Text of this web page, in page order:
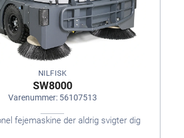
NILFISK
SW8000
Varenummer: 56107513
fejemaskine der aldrig svigter dig